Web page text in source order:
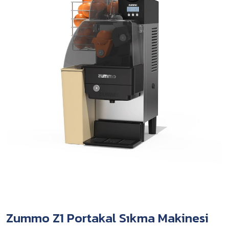
Zummo Z1 Portakal Sıkma Makinesi